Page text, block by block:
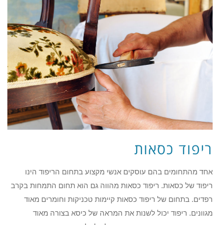
ריפוד כסאות
אחד מהתחומים בהם עוסקים אנשי מקצוע בתחום הריפוד הינו
ריפוד של כסאות. ריפוד כסאות מהווה גם הוא תחום התמחות בקרב
רפדים. בתחום של ריפוד כסאות קיימות טכניקות וחומרים מאוד
מגוונים. ריפוד יכול לשנות את המראה של כיסא בצורה מאוד